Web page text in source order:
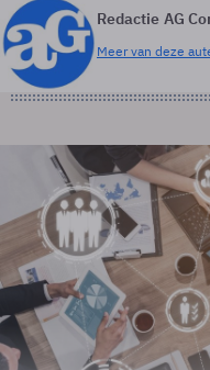
Redactie AG
Meer van deze